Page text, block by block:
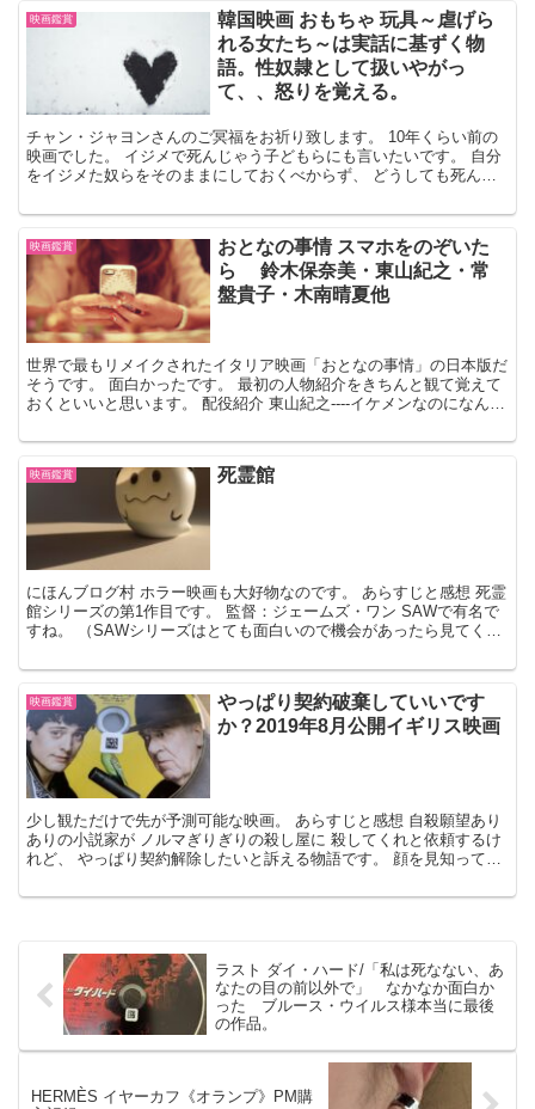
映画鑑賞
韓国映画 おもちゃ 玩具～虐げら
れる女たち～は実話に基ずく物
語。性奴隷として扱いやがっ
て、、怒りを覚える。
チャン・ジャヨンさんのご冥福をお祈り致します。 10年くらい前の
映画でした。 イジメで死んじゃう子どもらにも言いたいです。 自分
をイジメた奴らをそのままにしておくべからず、 どうしても死んじ
映画鑑賞
おとなの事情 スマホをのぞいた
ら 鈴木保奈美・東山紀之・常
盤貴子・木南晴夏他
世界で最もリメイクされたイタリア映画「おとなの事情」の日本版だ
そうです。 面白かったです。 最初の人物紹介をきちんと観て覚えて
おくといいと思います。 配役紹介 東山紀之----イケメンなのになんか
映画鑑賞 死霊館
にほんブログ村 ホラー映画も大好物なのです。 あらすじと感想 死霊
館シリーズの第1作目です。 監督：ジェームズ・ワン SAWで有名で
すね。 （SAWシリーズはとても面白いので機会があったら見てくだ
映画鑑賞
やっぱり契約破棄していいです
か？2019年8月公開イギリス映画
少し観ただけで先が予測可能な映画。 あらすじと感想 自殺願望あり
ありの小説家が ノルマぎりぎりの殺し屋に 殺してくれと依頼するけ
れど、 やっぱり契約解除したいと訴える物語です。 顔を見知ってい
ラスト ダイ・ハード/「私は死なない、あ
なたの目の前以外で」 なかなか面白か
った ブルース・ウイルス様本当に最後
の作品。
HERMÈS イヤーカフ《オランプ》PM購